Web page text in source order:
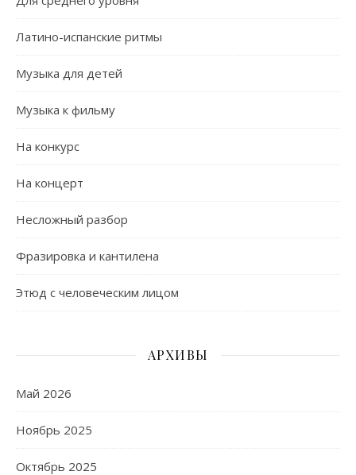
Латино-испанские ритмы
Музыка для детей
Музыка к фильму
На конкурс
На концерт
Несложный разбор
Фразировка и кантилена
Этюд с человеческим лицом
АРХИВЫ
Май 2026
Ноябрь 2025
Октябрь 2025